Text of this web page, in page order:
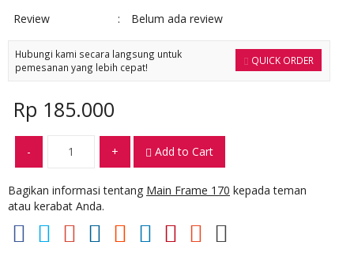
Review
: Belum ada review
QUICK ORDER
Hubungi kami secara langsung untuk
pemesanan yang lebih cepat!
Rp 185.000
- + Add to Cart
Bagikan informasi tentang Main Frame 170 kepada teman
atau kerabat Anda.